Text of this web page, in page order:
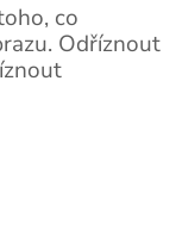
co
Odříznout